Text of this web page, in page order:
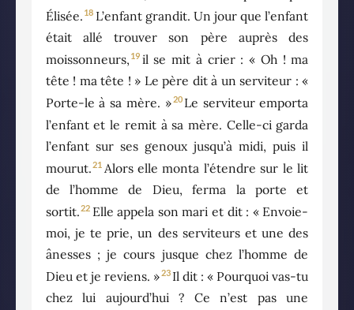
Élisée. 18 L’enfant grandit. Un jour que l’enfant
était allé trouver son père auprès des
moissonneurs, 19 il se mit à crier : « Oh ! ma
tête ! ma tête ! » Le père dit à un serviteur : «
Porte-le à sa mère. »20 Le serviteur emporta
l’enfant et le remit à sa mère. Celle-ci garda
l’enfant sur ses genoux jusqu’à midi, puis il
mourut.21 Alors elle monta l’étendre sur le lit
de l’homme de Dieu, ferma la porte et
sortit.22 Elle appela son mari et dit : « Envoie-
moi, je te prie, un des serviteurs et une des
ânesses ; je cours jusque chez l’homme de
Dieu et je reviens. »23 Il dit : « Pourquoi vas-tu
chez lui aujourd’hui ? Ce n’est pas une